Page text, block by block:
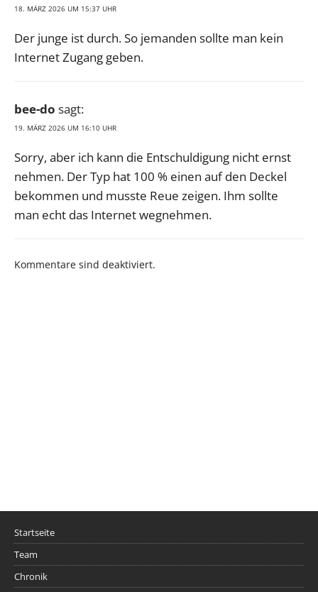
18. MÄRZ 2026 UM 15:37 UHR
Der junge ist durch. So jemanden sollte man kein
Internet Zugang geben.
bee-do sagt:
19. MÄRZ 2026 UM 16:10 UHR
Sorry, aber ich kann die Entschuldigung nicht ernst
nehmen. Der Typ hat 100 % einen auf den Deckel
bekommen und musste Reue zeigen. Ihm sollte
man echt das Internet wegnehmen.
Kommentare sind deaktiviert.
Startseite
Team
Chronik